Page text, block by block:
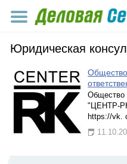
Юридическая
Общество
"ЦЕНТР-
https://vk.